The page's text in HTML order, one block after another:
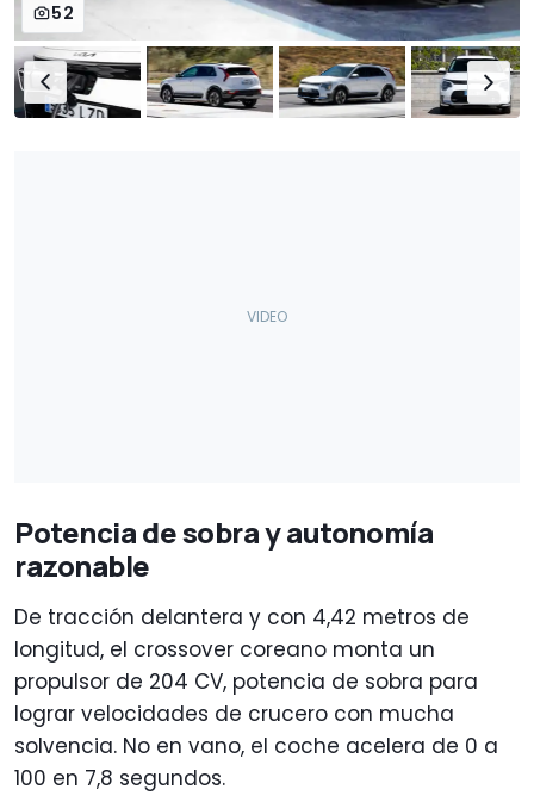
52
Potencia de sobra y autonomía
razonable
De tracción delantera y con 4,42 metros de
longitud, el crossover coreano monta un
propulsor de 204 CV, potencia de sobra para
lograr velocidades de crucero con mucha
solvencia. No en vano, el coche acelera de 0 a
100 en 7,8 segundos.